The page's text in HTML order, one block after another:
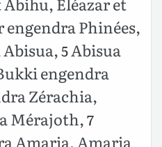
engendra Phinées,
5Abisua
engendra
Zérachia,
Mérajoth,7
Amaria, Amaria